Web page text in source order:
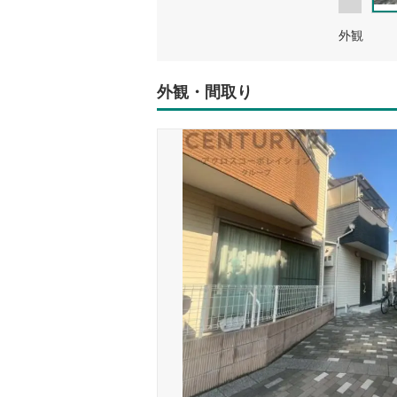
外観
外観・間取り